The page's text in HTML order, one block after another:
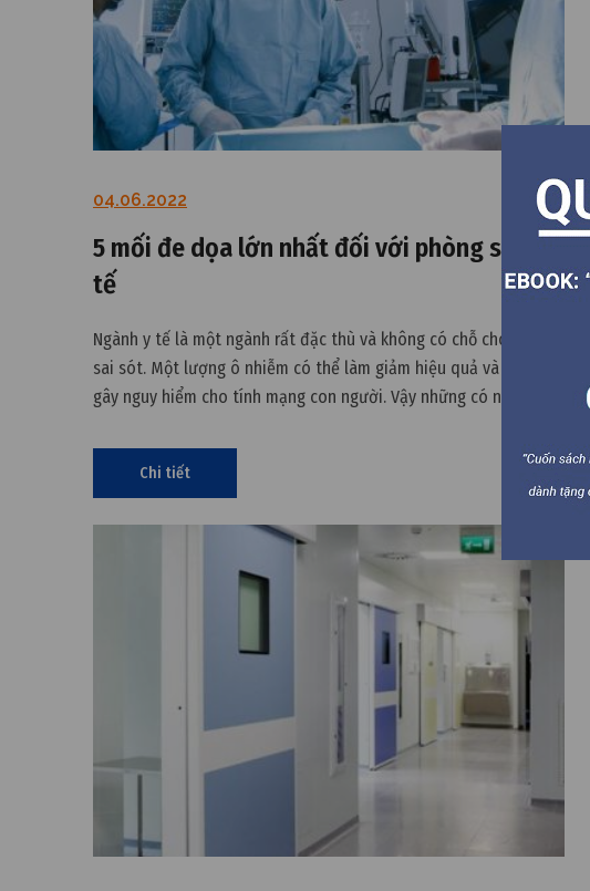
04.06.2022
5 mối đe dọa lớn nhất đối với phòng sạch y
tế
Ngành y tế là một ngành rất đặc thù và không có chỗ cho những
sai sót. Một lượng ô nhiễm có thể làm giảm hiệu quả và nguy cơ
gây nguy hiểm cho tính mạng con người. Vậy những có những
Chi tiết